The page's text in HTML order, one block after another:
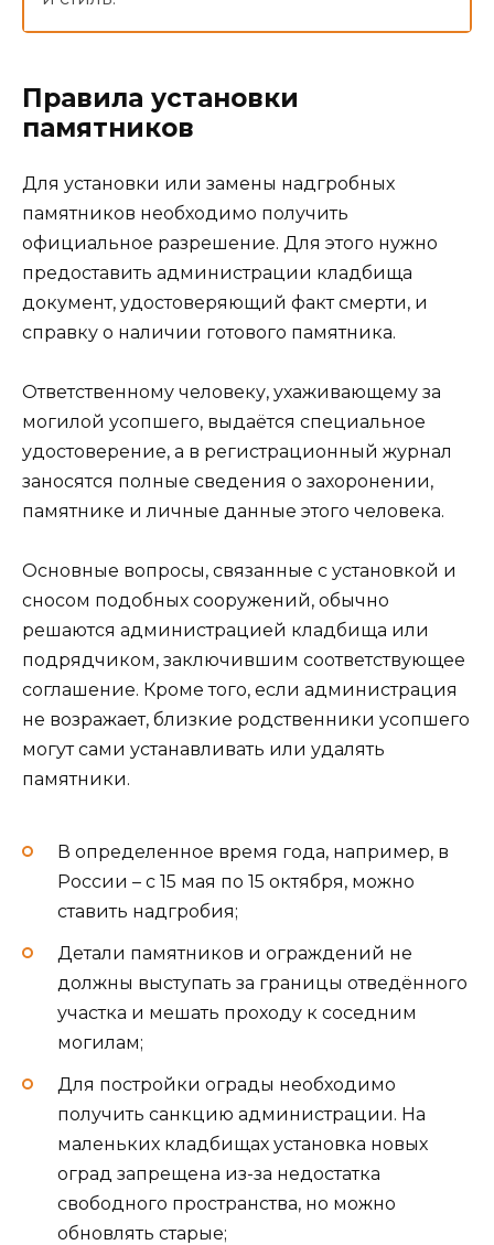
Правила установки
памятников
Для установки или замены надгробных
памятников необходимо получить
официальное разрешение. Для этого нужно
предоставить администрации кладбища
документ, удостоверяющий факт смерти, и
справку о наличии готового памятника.
Ответственному человеку, ухаживающему за
могилой усопшего, выдаётся специальное
удостоверение, а в регистрационный журнал
заносятся полные сведения о захоронении,
памятнике и личные данные этого человека.
Основные вопросы, связанные с установкой и
сносом подобных сооружений, обычно
решаются администрацией кладбища или
подрядчиком, заключившим соответствующее
соглашение. Кроме того, если администрация
не возражает, близкие родственники усопшего
могут сами устанавливать или удалять
памятники.
В определенное время года, например, в
России – с 15 мая по 15 октября, можно
ставить надгробия;
Детали памятников и ограждений не
должны выступать за границы отведённого
участка и мешать проходу к соседним
могилам;
Для постройки ограды необходимо
получить санкцию администрации. На
маленьких кладбищах установка новых
оград запрещена из-за недостатка
свободного пространства, но можно
обновлять старые;